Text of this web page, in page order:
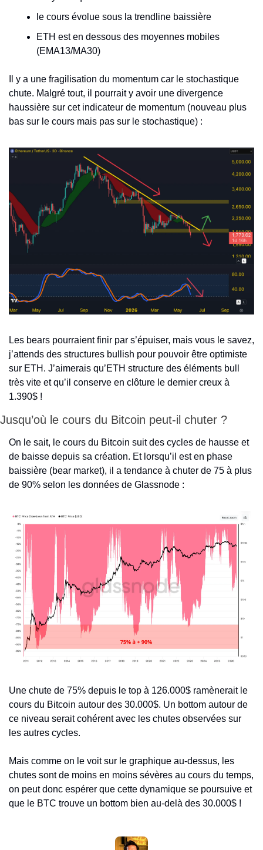
le cours évolue sous la trendline baissière
ETH est en dessous des moyennes mobiles
(EMA13/MA30)
Il y a une fragilisation du momentum car le stochastique
chute. Malgré tout, il pourrait y avoir une divergence
haussière sur cet indicateur de momentum (nouveau plus
bas sur le cours mais pas sur le stochastique) :
Les bears pourraient finir par s’épuiser, mais vous le savez,
j’attends des structures bullish pour pouvoir être optimiste
sur ETH. J’aimerais qu’ETH structure des éléments bull
très vite et qu’il conserve en clôture le dernier creux à
1.390$ !
Jusqu’où le cours du Bitcoin peut-il chuter ?
On le sait, le cours du Bitcoin suit des cycles de hausse et
de baisse depuis sa création. Et lorsqu’il est en phase
baissière (bear market), il a tendance à chuter de 75 à plus
de 90% selon les données de Glassnode :
Une chute de 75% depuis le top à 126.000$ ramènerait le
cours du Bitcoin autour des 30.000$. Un bottom autour de
ce niveau serait cohérent avec les chutes observées sur
les autres cycles.
Mais comme on le voit sur le graphique au-dessus, les
chutes sont de moins en moins sévères au cours du temps,
on peut donc espérer que cette dynamique se poursuive et
que le BTC trouve un bottom bien au-delà des 30.000$ !